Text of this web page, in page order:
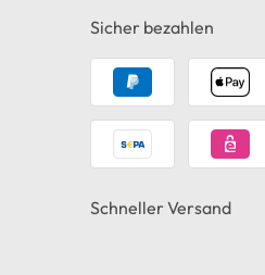
Sicher bezahlen
Schneller Versand